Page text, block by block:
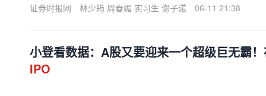
证券时报网 林少筠 周春媚 实习生 谢子诺 06-11 21:38
小登看数据：A股又要迎来一个超级巨无霸
IPO